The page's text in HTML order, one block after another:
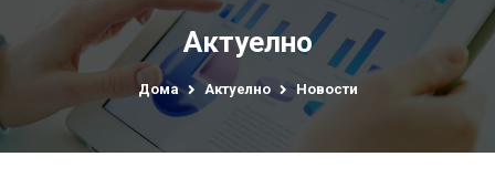
Актуелно
Дома Актуелно Новости